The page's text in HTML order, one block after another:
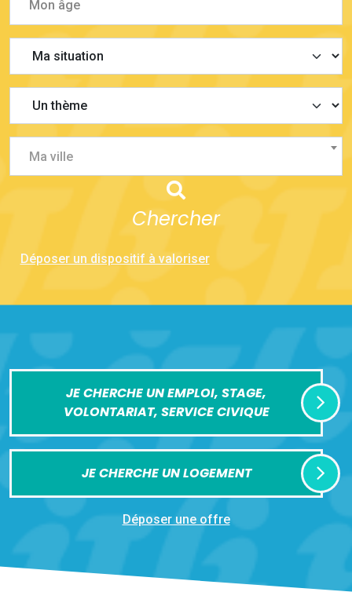
Ma ville
Chercher
Déposer un dispositif à valoriser
JE CHERCHE UN EMPLOI, STAGE,
VOLONTARIAT, SERVICE CIVIQUE
JE CHERCHE UN LOGEMENT
Déposer une offre